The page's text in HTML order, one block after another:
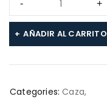
AÑADIR AL CARRITO
Categories: Caza,